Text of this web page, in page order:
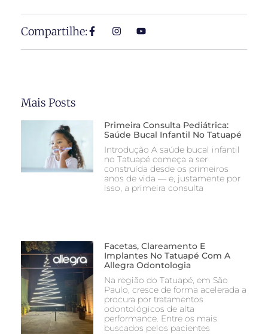
Compartilhe:
Mais Posts
Primeira Consulta Pediátrica:
Saúde Bucal Infantil No Tatuapé
Introdução A saúde bucal infantil
no Tatuapé começa a ser
construída desde os primeiros
anos de vida — e, justamente por
isso, a primeira consulta
Facetas, Clareamento E
Implantes No Tatuapé Com A
Allegra Odontologia
Na região do Tatuapé, em São
Paulo, cresce de forma acelerada a
procura por tratamentos
odontológicos de alta
performance. Entre os mais
buscados pelos pacientes